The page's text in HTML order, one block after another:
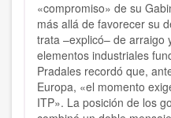
«compromiso» de su
más allá de favorecer su
trata –explicó– de arraigo
elementos industriales
Pradales recordó que,
Europa, «el momento
ITP». La posición de los